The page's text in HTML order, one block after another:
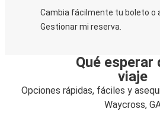
Cambia fácilmente tu boleto o
Gestionar mi reserva.
Qué esperar
viaje
Opciones rápidas, fáciles y
Waycross,